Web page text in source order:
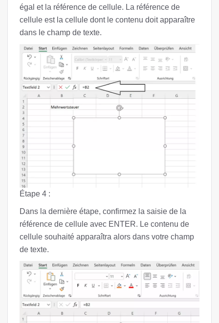
égal et la référence de cellule. La référence de
cellule est la cellule dont le contenu doit apparaître
dans le champ de texte.
Étape 4 :
Dans la dernière étape, confirmez la saisie de la
référence de cellule avec ENTER. Le contenu de
cellule souhaité apparaîtra alors dans votre champ
de texte.